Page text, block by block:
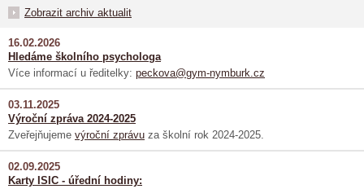
Zobrazit archiv aktualit
16.02.2026
Hledáme školního psychologa
Více informací u ředitelky: peckova@gym-nymburk.cz
03.11.2025
Výroční zpráva 2024-2025
Zveřejňujeme výroční zprávu za školní rok 2024-2025.
02.09.2025
Karty ISIC - úřední hodiny: